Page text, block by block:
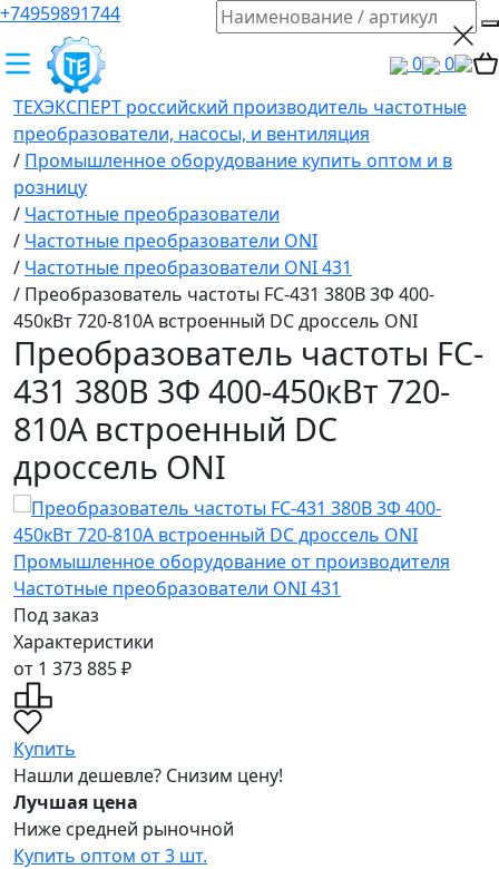
+74959891744
0
0
ТЕХЭКСПЕРТ российский производитель частотные
преобразователи, насосы, и вентиляция
/ Промышленное оборудование купить оптом и в
розницу
/ Частотные преобразователи
/ Частотные преобразователи ONI
/ Частотные преобразователи ONI 431
/ Преобразователь частоты FC-431 380В 3Ф 400-
450кВт 720-810А встроенный DC дроссель ONI
Преобразователь частоты FC-
431 380В 3Ф 400-450кВт 720-
810А встроенный DC
дроссель ONI
Под заказ
Характеристики
от 1 373 885 ₽
Купить
Нашли дешевле? Снизим цену!
Лучшая цена
Ниже средней рыночной
Купить оптом от 3 шт.